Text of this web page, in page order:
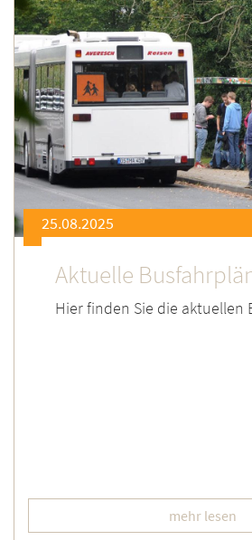
25.08.2025
Aktuelle
Hier finden Sie die aktuellen
mehr lesen